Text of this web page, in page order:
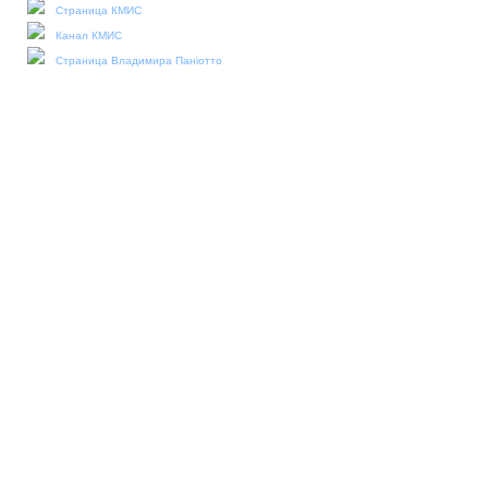
Страница КМИС
Канал КМИС
Страница Владимира Паніотто